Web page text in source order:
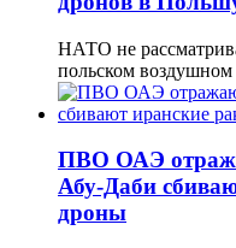
НАТО не
польском
ПВО ОАЭ
Абу-Даби
дроны